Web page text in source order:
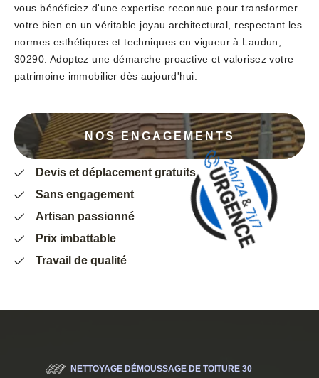
vous bénéficiez d'une expertise reconnue pour transformer
votre bien en un véritable joyau architectural, respectant les
normes esthétiques et techniques en vigueur à Laudun,
30290. Adoptez une démarche proactive et valorisez votre
patrimoine immobilier dès aujourd'hui.
NOS ENGAGEMENTS
Devis et déplacement gratuits
Sans engagement
Artisan passionné
Prix imbattable
Travail de qualité
NETTOYAGE DÉMOUSSAGE DE TOITURE 30